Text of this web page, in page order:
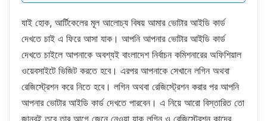
যাই হোক, আর্টিকেলের মূল আলোচ্য বিষয় আমার ভোটার আইডি কার্ড
দেখতে চাই এ ফিরে আসা যাক। আপনি আপনার ভোটার আইডি কার্ড
দেখতে চাইলে আপনাকে অবশ্যই বাংলাদেশ নির্বাচন কমিশনারের অফিশিয়াল
ওয়েবসাইটে ভিজিট করতে হবে। এরপর আপনাকে সেখানে লগিন অথবা
রেজিস্ট্রেশন করে নিতে হবে। লগিন অথবা রেজিস্ট্রেশন করার পর আপনি
আপনার ভোটার আইডি কার্ড দেখতে পারবেন। এ নিয়ে আরো বিস্তারিত তো
জানবই তবে তার আগে জেনে নেওয়া যাক লগিন ও রেজিস্ট্রেশন কাদের